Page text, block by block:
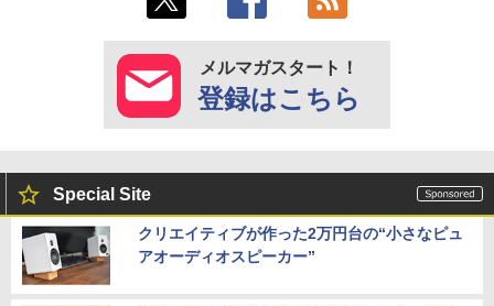
メルマガスタート！
登録はこちら
Special Site
クリエイティブが作った2万円台の“小さなピュ
アオーディオスピーカー”